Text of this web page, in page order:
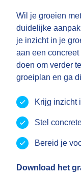
Wil je groeien
duidelijke
je inzicht in je
aan een
doen om verder
groeiplan en ga
Krijg inzicht
Stel
Bereid je
Download het